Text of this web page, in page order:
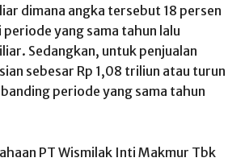
dimana angka tersebut 18 persen
periode yang sama tahun lalu
Sedangkan, untuk penjualan
sebesar Rp 1,08 triliun atau turun
periode yang sama tahun
PT Wismilak Inti Makmur Tbk